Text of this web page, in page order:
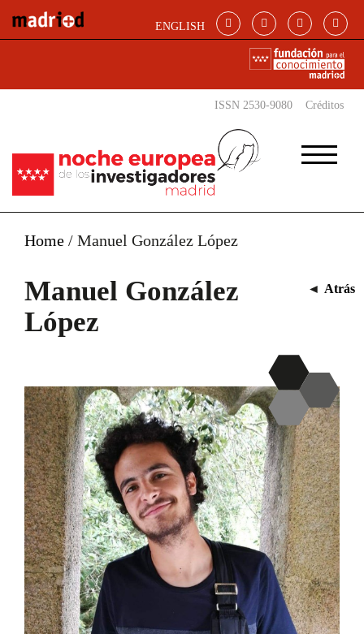
ENGLISH
ISSN 2530-9080 Créditos
Home / Manuel González López
Manuel González
López
◄ Atrás